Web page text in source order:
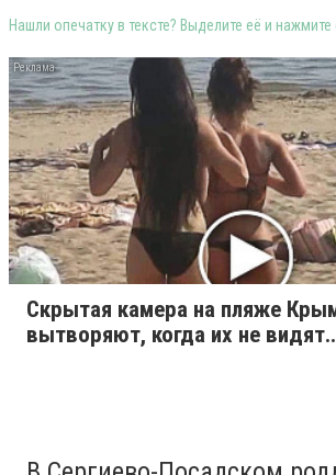
Нашли опечатку в тексте? Выделите её и
Скрытая камера на пляже
вытворяют, когда их не